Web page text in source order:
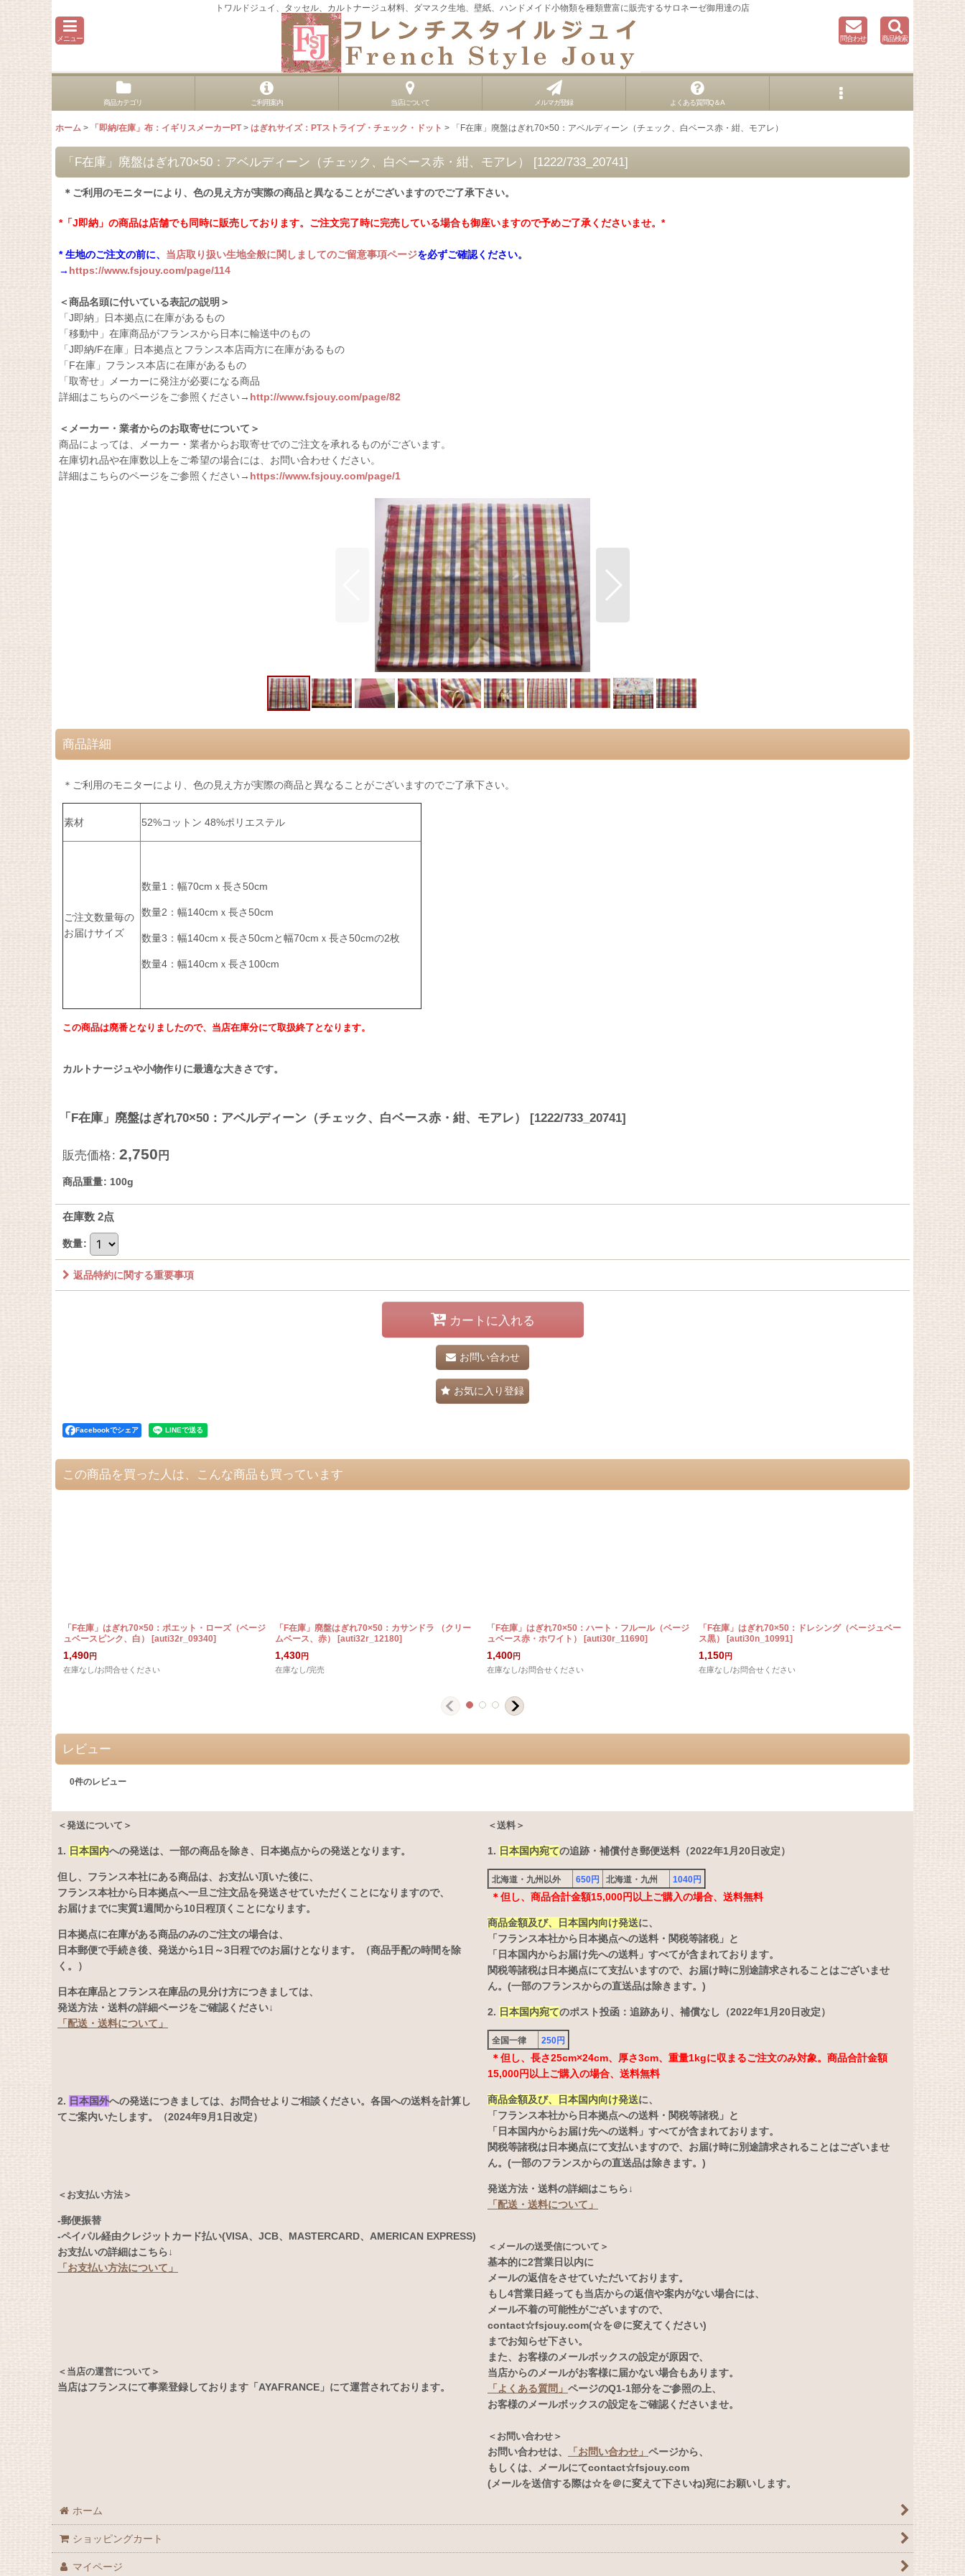
トワルドジュイ、タッセル、カルトナージュ材料、ダマスク生地、壁紙、ハンドメイド小物類を種類豊富に販売するサロネーゼ御用達の店
メニュー 問合わせ 商品検索
商品カテゴリ ご利用案内 当店について メルマガ登録 よくある質問Q＆A
ホーム > 「即納/在庫」布：イギリスメーカーPT > はぎれサイズ：PTストライプ・チェック・ドット > 「F在庫」廃盤はぎれ70×50：アベルディーン（チェック、白ベース赤・紺、モアレ）
「F在庫」廃盤はぎれ70×50：アベルディーン（チェック、白ベース赤・紺、モアレ） [1222/733_20741]
＊ご利用のモニターにより、色の見え方が実際の商品と異なることがございますのでご了承下さい。
*「J即納」の商品は店舗でも同時に販売しております。ご注文完了時に完売している場合も御座いますので予めご了承くださいませ。*
* 生地のご注文の前に、 当店取り扱い生地全般に関しましてのご留意事項ページを必ずご確認ください。
→ https://www.fsjouy.com/page/114
＜商品名頭に付いている表記の説明＞
「J即納」日本拠点に在庫があるもの
「移動中」在庫商品がフランスから日本に輸送中のもの
「J即納/F在庫」日本拠点とフランス本店両方に在庫があるもの
「F在庫」フランス本店に在庫があるもの
「取寄せ」メーカーに発注が必要になる商品
詳細はこちらのページをご参照ください→ http://www.fsjouy.com/page/82
＜メーカー・業者からのお取寄せについて＞
商品によっては、メーカー・業者からお取寄せでのご注文を承れるものがございます。
在庫切れ品や在庫数以上をご希望の場合には、お問い合わせください。
詳細はこちらのページをご参照ください→ https://www.fsjouy.com/page/1
商品詳細
＊ご利用のモニターにより、色の見え方が実際の商品と異なることがございますのでご了承下さい。
素材 52%コットン 48%ポリエステル
ご注文数量毎の
お届けサイズ
数量1：幅70cmｘ長さ50cm
数量2：幅140cmｘ長さ50cm
数量3： 幅140cmｘ長さ50cmと幅70cmｘ長さ50cmの2枚
数量4：幅140cmｘ長さ100cm
この商品は廃番となりましたので、当店在庫分にて取扱終了となります。
カルトナージュや小物作りに最適な大きさです。
「F在庫」廃盤はぎれ70×50：アベルディーン（チェック、白ベース赤・紺、モアレ） [1222/733_20741]
販売価格: 2,750 円
商品重量: 100g
在庫数 2点
数量:
返品特約に関する重要事項
カートに入れる
お問い合わせ
お気に入り登録
Facebookでシェア
この商品を買った人は、こんな商品も買っています
「F在庫」はぎれ70×50：ポエット・ローズ（ベージ
ュベースピンク、白）
[auti32r_09340]
1,490円
在庫なし/お問合せください
「F在庫」廃盤はぎれ70×50：カサンドラ （クリー
ムベース、赤）
[auti32r_12180]
1,430円
在庫なし/完売
「F在庫」はぎれ70×50：ハート・フルール（ベージ
ュベース赤・ホワイト）
[auti30r_11690]
1,400円
在庫なし/お問合せください
「F在庫」はぎれ70×50：ドレシング（ベージュベー
ス黒）
[auti30n_10991]
1,150円
在庫なし/お問合せください
（生成りベ
レビュー
0件のレビュー
＜発送について＞
1. 日本国内への発送は、 一部の商品を除き、日本拠点からの発送となります。
但し、フランス本社にある商品は、お支払い頂いた後に、
フランス本社から日本拠点へ一旦ご注文品を発送させていただくことになりますので、
お届けまでに実質1週間から10日程頂くことになります。
日本拠点に在庫がある商品のみのご注文の場合は、
日本郵便で手続き後、発送から1日～3日程でのお届けとなります。（商品手配の時間を除
く。）
日本在庫品とフランス在庫品の見分け方につきましては、
発送方法・送料の詳細ページをご確認ください↓
「配送・送料について」
2. 日本国外への発送につきましては、お問合せよりご相談ください。各国への送料を計算し
てご案内いたします。（2024年9月1日改定）
＜お支払い方法＞
-郵便振替
-ペイパル経由クレジットカード払い(VISA、JCB、MASTERCARD、AMERICAN EXPRESS)
お支払いの詳細はこちら↓
「お支払い方法について」
＜当店の運営について＞
当店はフランスにて事業登録しております「AYAFRANCE」にて運営されております。
＜送料＞
1. 日本国内宛ての追跡・補償付き郵便送料（2022年1月20日改定）
北海道・九州以外 650円 北海道・九州 1040円
＊但し、商品合計金額15,000円以上ご購入の場合、送料無料
商品金額及び、日本国内向け発送に、
「フランス本社から日本拠点への送料・関税等諸税」と
「日本国内からお届け先への送料」すべてが含まれております。
関税等諸税は日本拠点にて支払いますので、お届け時に別途請求されることはございませ
ん。(一部のフランスからの直送品は除きます。)
2. 日本国内宛てのポスト投函：追跡あり、補償なし（2022年1月20日改定）
全国一律 250円
＊但し、長さ25cm×24cm、厚さ3cm、重量1kgに収まるご注文のみ対象。商品合計金額
15,000円以上ご購入の場合、送料無料
商品金額及び、日本国内向け発送に、
「フランス本社から日本拠点への送料・関税等諸税」と
「日本国内からお届け先への送料」すべてが含まれております。
関税等諸税は日本拠点にて支払いますので、お届け時に別途請求されることはございませ
ん。(一部のフランスからの直送品は除きます。)
発送方法・送料の詳細はこちら↓
「配送・送料について」
＜メールの送受信について＞
基本的に2営業日以内に
メールの返信をさせていただいております。
もし4営業日経っても当店からの返信や案内がない場合には、
メール不着の可能性がございますので、
contact☆fsjouy.com(☆を＠に変えてください)
までお知らせ下さい。
また、お客様のメールボックスの設定が原因で、
当店からのメールがお客様に届かない場合もあります。
「よくある質問」 ページのQ1-1部分をご参照の上、
お客様のメールボックスの設定をご確認くださいませ。
＜お問い合わせ＞
お問い合わせは、 「お問い合わせ」 ページから、
もしくは、メールにてcontact☆fsjouy.com
(メールを送信する際は☆を＠に変えて下さいね)宛にお願いします。
ホーム
ショッピングカート
マイページ